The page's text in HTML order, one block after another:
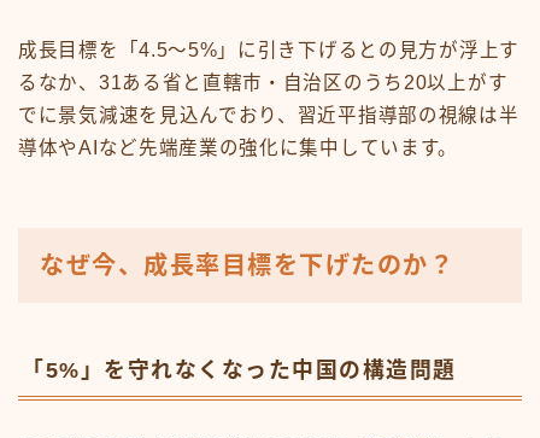
成長目標を「4.5〜5%」に引き下げるとの見方が浮上す
るなか、31ある省と直轄市・自治区のうち20以上がす
でに景気減速を見込んでおり、習近平指導部の視線は半
導体やAIなど先端産業の強化に集中しています。
なぜ今、成長率目標を下げたのか？
「5%」を守れなくなった中国の構造問題